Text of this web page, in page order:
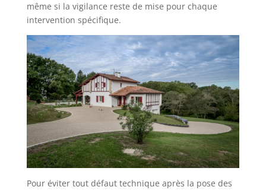
même si la vigilance reste de mise pour chaque
intervention spécifique.
Pour éviter tout défaut technique après la pose des